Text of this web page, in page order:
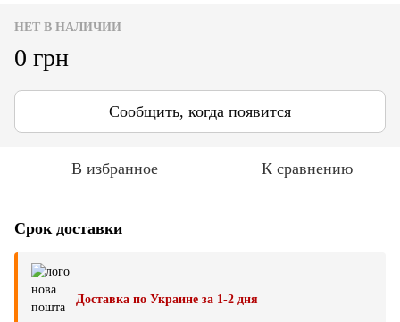
НЕТ В НАЛИЧИИ
0 грн
Сообщить, когда появится
В избранное К сравнению
Срок доставки
Доставка по Украине за 1-2 дня